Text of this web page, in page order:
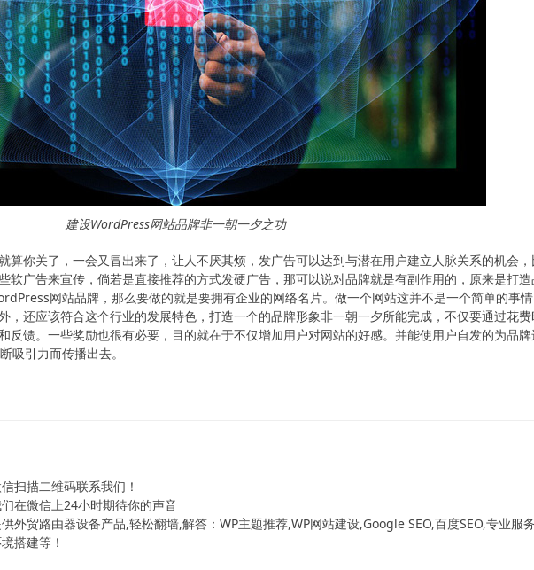
建设WordPress网站品牌非一朝一夕之功
算你关了，一会又冒出来了，让人不厌其烦，发广告可以达到与潜在用户建立人脉关系的机会，
软广告来宣传，倘若是直接推荐的方式发硬广告，那可以说对品牌就是有副作用的，原来是打造
网站品牌，那么要做的就是要拥有企业的网络名片。做一个网站这并不是一个简单的事情
，还应该符合这个行业的发展特色，打造一个的品牌形象非一朝一夕所能完成，不仅要通过花
反馈。一些奖励也很有必要，目的就在于不仅增加用户对网站的好感。并能使用户自发的为品
吸引力而传播出去。
扫描二维码联系我们！
在微信上24小时期待你的声音
外贸路由器设备产品,轻松翻墙,解答：WP主题推荐,WP网站建设,Google SEO,百度SEO,专业服
搭建等！